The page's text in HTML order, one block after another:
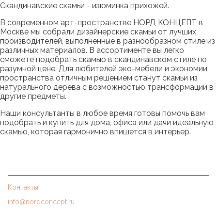
Скандинавские скамьи - изюминка прихожей.
В современном арт-пространстве НОРД КОНЦЕПТ в
Москве мы собрали дизайнерские скамьи от лучших
производителей, выполненные в разнообразном стиле из
различных материалов. В ассортименте вы легко
сможете подобрать скамью в скандинавском стиле по
разумной цене. Для любителей эко-мебели и экономии
пространства отличным решением станут скамьи из
натурального дерева с возможностью трансформации в
другие предметы.
Наши консультанты в любое время готовы помочь вам
подобрать и купить для дома, офиса или дачи идеальную
скамью, которая гармонично впишется в интерьер.
Контакты
info@nordconcept.ru